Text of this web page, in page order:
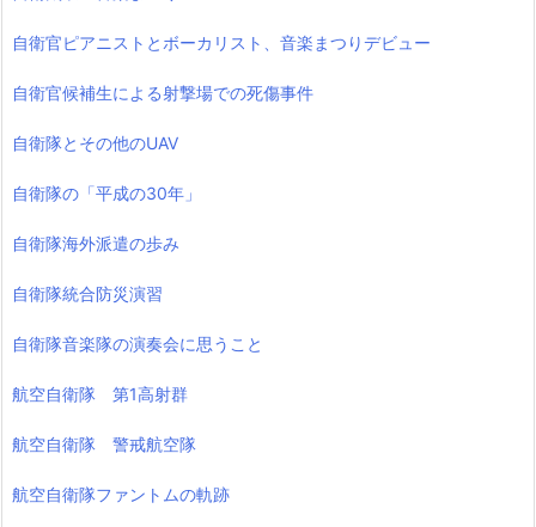
自衛官ピアニストとボーカリスト、音楽まつりデビュー
自衛官候補生による射撃場での死傷事件
自衛隊とその他のUAV
自衛隊の「平成の30年」
自衛隊海外派遣の歩み
自衛隊統合防災演習
自衛隊音楽隊の演奏会に思うこと
航空自衛隊 第1高射群
航空自衛隊 警戒航空隊
航空自衛隊ファントムの軌跡